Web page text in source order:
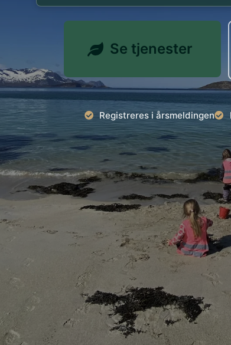
Se tjenester
Registreres i årsmeldingen